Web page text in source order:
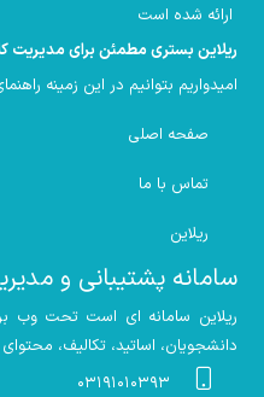
ریلاین بستری مطمئن برای مدیریت
امیدواریم بتوانیم در این زمینه
صفحه اصلی
تماس با ما
ریلاین
سامانه پشتیبانی و
ریلاین سامانه ای است تحت وب
دانشجویان، اساتید، تکالیف،
۰۳۱۹۱۰۱۰۳۹۳